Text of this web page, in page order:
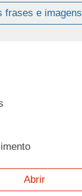
frases e imagens
Abrir